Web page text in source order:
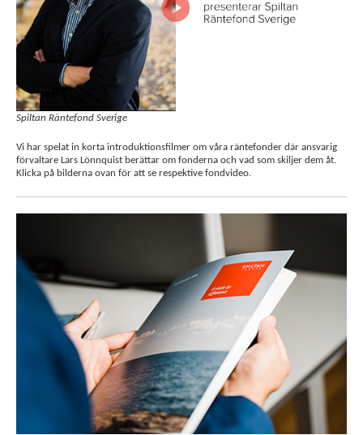
Spiltan Räntefond Sverige
Vi har spelat in korta introduktionsfilmer om våra räntefonder där ansvarig
förvaltare Lars Lönnquist berättar om fonderna och vad som skiljer dem åt.
Klicka på bilderna ovan för att se respektive fondvideo.